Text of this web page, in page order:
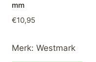
mm
€10,95
Merk: Westmark